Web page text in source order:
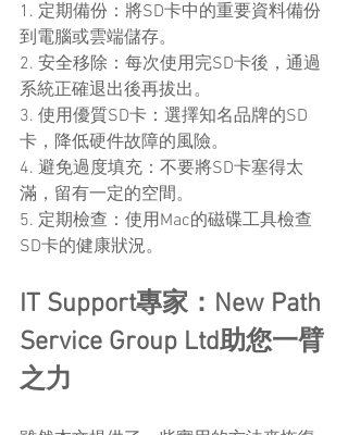
1. 定期備份：將SD卡中的重要資料備份
到電腦或雲端儲存。
2. 安全移除：每次使用完SD卡後，通過
系統正確退出後再拔出。
3. 使用優質SD卡：選擇知名品牌的SD
卡，降低硬件故障的風險。
4. 避免過度填充：不要將SD卡塞得太
滿，留有一定的空間。
5. 定期檢查：使用Mac的磁碟工具檢查
SD卡的健康狀況。
IT Support專家：New Path
Service Group Ltd助您一臂
之力